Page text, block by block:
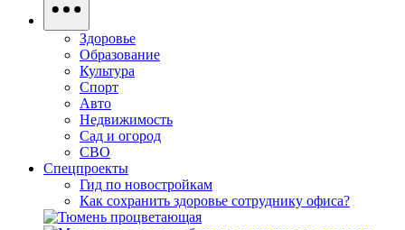
Здоровье
Образование
Культура
Спорт
Авто
Недвижимость
Сад и огород
СВО
Спецпроекты
Гид по новостройкам
Как сохранить здоровье сотруднику офиса?